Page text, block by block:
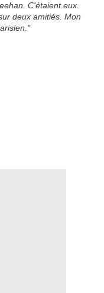
C'étaient eux.
deux amitiés. Mon